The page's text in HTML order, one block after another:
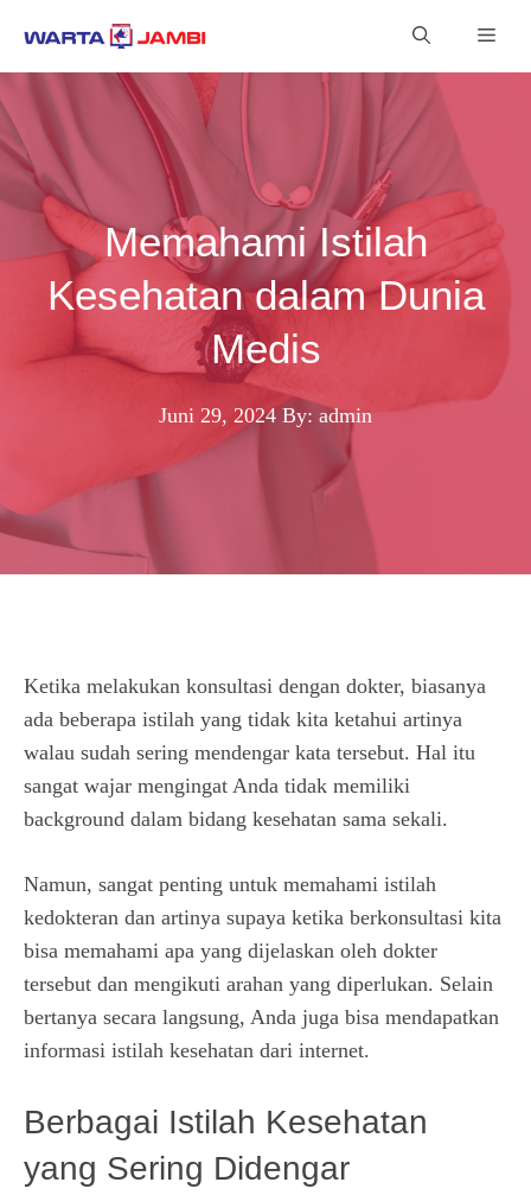
Memahami Istilah
Kesehatan dalam Dunia
Medis
Juni 29, 2024 By: admin
Ketika melakukan konsultasi dengan dokter, biasanya
ada beberapa istilah yang tidak kita ketahui artinya
walau sudah sering mendengar kata tersebut. Hal itu
sangat wajar mengingat Anda tidak memiliki
background dalam bidang kesehatan sama sekali.
Namun, sangat penting untuk memahami istilah
kedokteran dan artinya supaya ketika berkonsultasi kita
bisa memahami apa yang dijelaskan oleh dokter
tersebut dan mengikuti arahan yang diperlukan. Selain
bertanya secara langsung, Anda juga bisa mendapatkan
informasi istilah kesehatan dari internet.
Berbagai Istilah Kesehatan
yang Sering Didengar